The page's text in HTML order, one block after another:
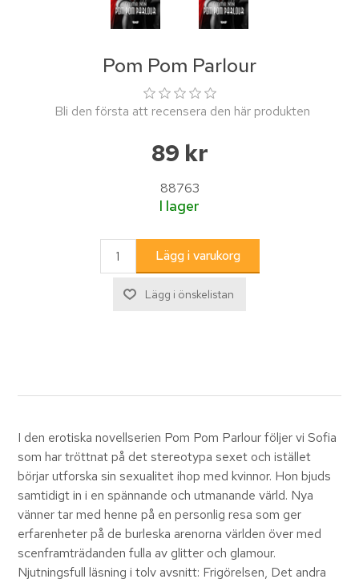
Pom Pom Parlour
Bli den första att recensera den här produkten
89 kr
88763
I lager
I den erotiska novellserien Pom Pom Parlour följer vi Sofia
som har tröttnat på det stereotypa sexet och istället
börjar utforska sin sexualitet ihop med kvinnor. Hon bjuds
samtidigt in i en spännande och utmanande värld. Nya
vänner tar med henne på en personlig resa som ger
erfarenheter på de burleska arenorna världen över med
scenframträdanden fulla av glitter och glamour.
Njutningsfull läsning i tolv avsnitt: Frigörelsen, Det andra